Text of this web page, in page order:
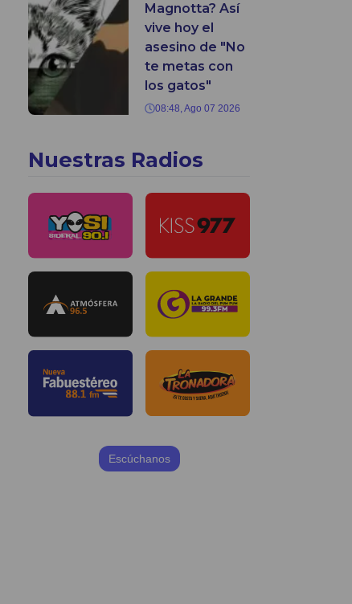
Magnotta? Así
vive hoy el
asesino de "No
te metas con
los gatos"
08:48, Ago 07 2026
Nuestras Radios
Escúchanos